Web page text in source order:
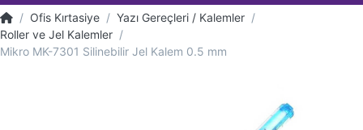
Ofis Kırtasiye
Yazı Gereçleri / Kalemler
Roller ve Jel Kalemler
Mikro MK-7301 Silinebilir Jel Kalem 0.5 mm